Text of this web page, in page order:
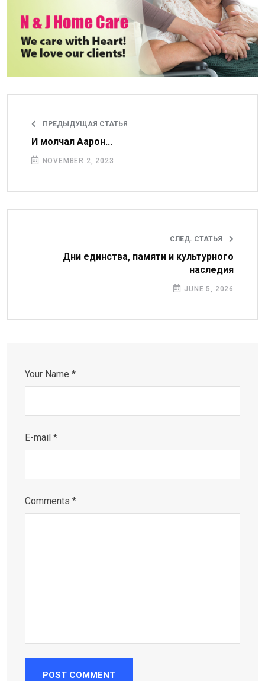
ПРЕДЫДУЩАЯ СТАТЬЯ
И молчал Аарон...
NOVEMBER 2, 2023
СЛЕД. СТАТЬЯ
Дни единства, памяти и культурного
наследия
JUNE 5, 2026
Your Name *
E-mail *
Comments *
POST COMMENT